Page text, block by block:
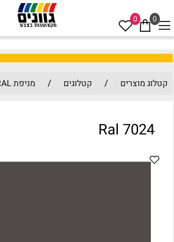
0
0
קטלוג מוצרים / קטלוגים / מניפת RAL גוונים
Ral 7024